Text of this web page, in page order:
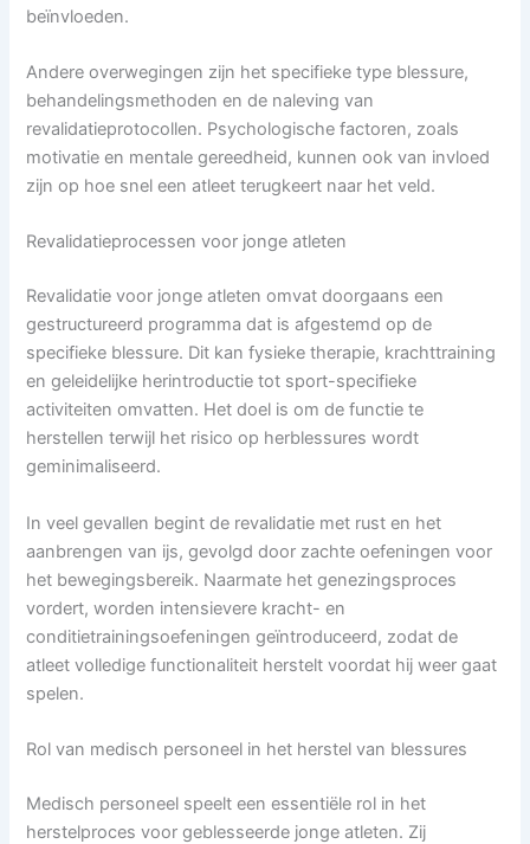
beïnvloeden.
Andere overwegingen zijn het specifieke type blessure,
behandelingsmethoden en de naleving van
revalidatieprotocollen. Psychologische factoren, zoals
motivatie en mentale gereedheid, kunnen ook van invloed
zijn op hoe snel een atleet terugkeert naar het veld.
Revalidatieprocessen voor jonge atleten
Revalidatie voor jonge atleten omvat doorgaans een
gestructureerd programma dat is afgestemd op de
specifieke blessure. Dit kan fysieke therapie, krachttraining
en geleidelijke herintroductie tot sport-specifieke
activiteiten omvatten. Het doel is om de functie te
herstellen terwijl het risico op herblessures wordt
geminimaliseerd.
In veel gevallen begint de revalidatie met rust en het
aanbrengen van ijs, gevolgd door zachte oefeningen voor
het bewegingsbereik. Naarmate het genezingsproces
vordert, worden intensievere kracht- en
conditietrainingsoefeningen geïntroduceerd, zodat de
atleet volledige functionaliteit herstelt voordat hij weer gaat
spelen.
Rol van medisch personeel in het herstel van blessures
Medisch personeel speelt een essentiële rol in het
herstelproces voor geblesseerde jonge atleten. Zij